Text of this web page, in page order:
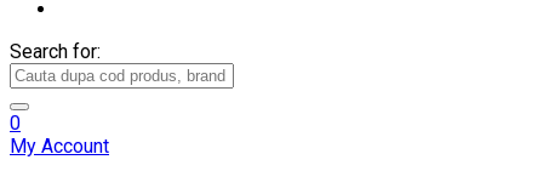
Search for:
0
My Account